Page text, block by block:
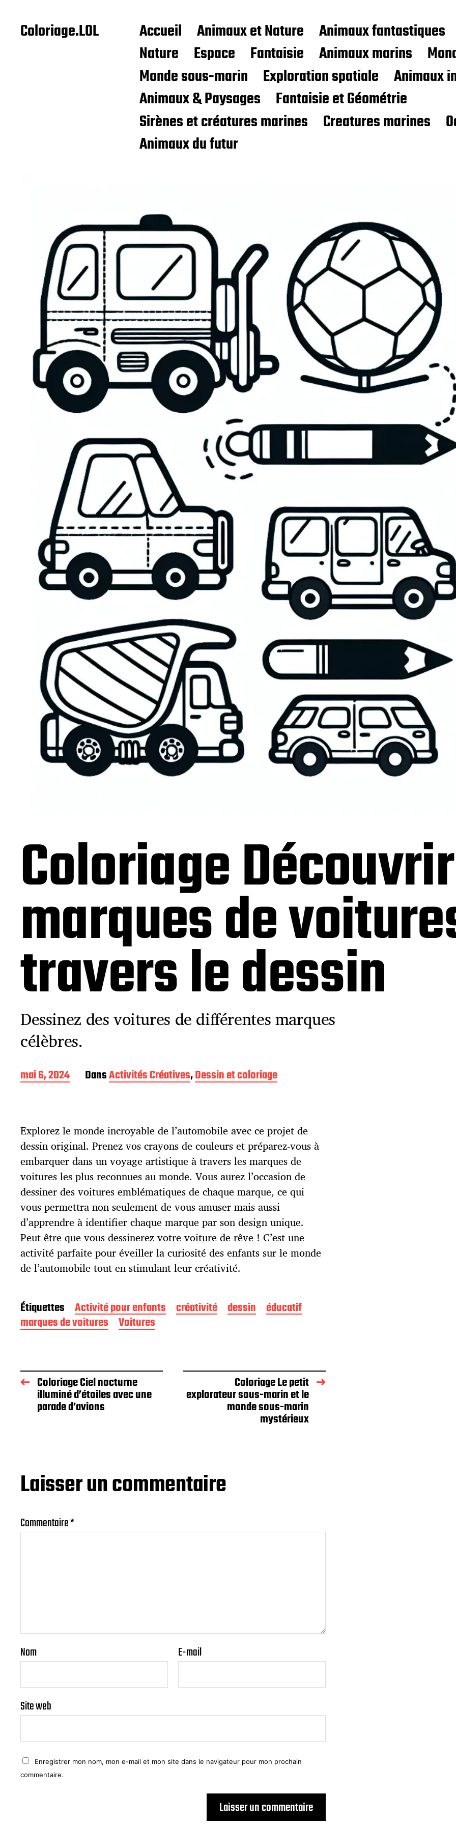
Coloriage.LOL Accueil Animaux et Nature
Animaux fantastiques
Nature
Espace Fantaisie Animaux marins
Monde sous-marin
Exploration spatiale
Animaux
Animaux & Paysages
Fantaisie et Géométrie
Sirènes et créatures marines
Creatures marines
Animaux du futur
Coloriage
marques de
travers le dessin
Dessinez des voitures de différentes marques
célèbres.
D
a
e
p
u
b
l
i
c
a
t
i
o
n
mai 6, 2024 DansActivités Créatives,Dessin et coloriage
Explorez le monde incroyable de l’automobile avec ce projet de
dessin original. Prenez vos crayons de couleurs et préparez-vous à
embarquer dans un voyage artistique à travers les marques de
voitures les plus reconnues au monde. Vous aurez l’occasion de
dessiner des voitures emblématiques de chaque marque, ce qui
vous permettra non seulement de vous amuser mais aussi
d’apprendre à identifier chaque marque par son design unique.
Peut-être que vous dessinerez votre voiture de rêve ! C’est une
activité parfaite pour éveiller la curiosité des enfants sur le monde
de l’automobile tout en stimulant leur créativité.
Étiquettes Activité pour enfants créativité dessin
éducatif
marques de voitures
Voitures
Coloriage Ciel nocturne
illuminé d’étoiles avec une
parade d’avions
Coloriage Le petit
explorateur sous-marin et le
monde sous-marin
mystérieux
Laisser un commentaire
Commentaire*
Nom E-mail
Site web
Enregistrer mon nom, mon e-mail et mon site dans le navigateur pour mon prochain
commentaire.